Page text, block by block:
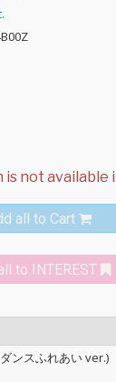
all to Cart
to INTEREST
ンスふれあい ver.)